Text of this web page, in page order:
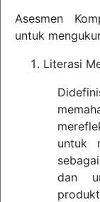
Asesmen
untuk
Literasi
untuk
dan